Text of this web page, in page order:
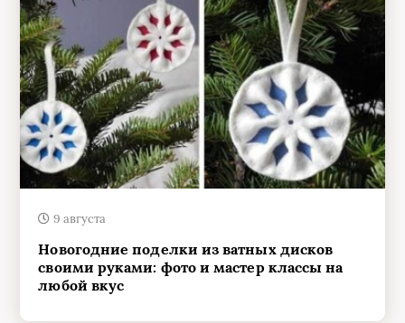
9 августа
Новогодние поделки из ватных дисков
своими руками: фото и мастер классы на
любой вкус